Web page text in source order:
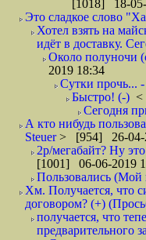
[1018] 18-
Это сладкое слово
Хотел взять на
идёт в доставку.
Около полуночи
2019 18:34
Сутки прочь...
Быстро! (-) <
Сегодня
А кто нибудь
Steuer> [954] 26-04-
2р/мегабайт? Ну
[1001] 06-06-2019
Пользовались (Мой
Хм. Получается, что
договором? (+)
получается, что
предварительного